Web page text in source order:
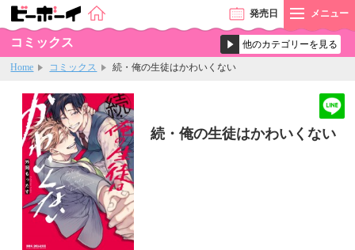
発売日 メニュー
コミックス
Home コミックス 続・俺の生徒はかわいくない
続・俺の生徒はかわいくない